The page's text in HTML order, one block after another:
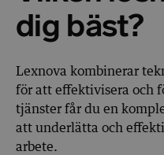
dig bäst?
Lexnova kombinerar
för att effektivisera och
tjänster får du en
att underlätta och
arbete.